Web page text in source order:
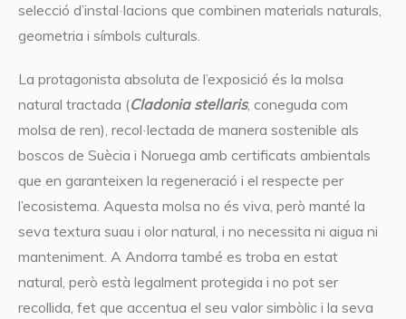
selecció d’instal·lacions que combinen materials naturals,
geometria i símbols culturals.
La protagonista absoluta de l’exposició és la molsa
natural tractada (Cladonia stellaris, coneguda com
molsa de ren), recol·lectada de manera sostenible als
boscos de Suècia i Noruega amb certificats ambientals
que en garanteixen la regeneració i el respecte per
l’ecosistema. Aquesta molsa no és viva, però manté la
seva textura suau i olor natural, i no necessita ni aigua ni
manteniment. A Andorra també es troba en estat
natural, però està legalment protegida i no pot ser
recollida, fet que accentua el seu valor simbòlic i la seva